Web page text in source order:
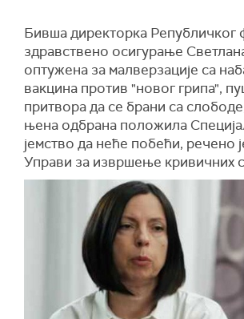
Бивша директорка Републичког
здравствено осигурање
оптужена за малверзације са
вакцина против "новог грипа",
притвора да се брани са
њена одбрана положила
јемство да неће побећи, речено
Управи за извршење кривичних